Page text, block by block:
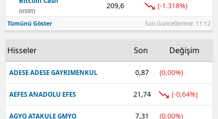
Yozgat
Bayburt
Karaman
Kırıkkale
(USDT)
209,6 (-1.318%)
Tümünü Göster Son Güncellenme: 11:12
Hisseler Son Değişim
ADESE ADESE GAYRIMENKUL 0,87 (0,00%)
AEFES ANADOLU EFES 21,74 (-0,64%)
AGYO ATAKULE GMYO 7,31 (0,00%)